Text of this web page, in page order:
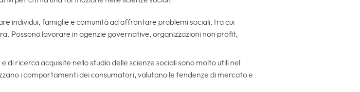
individui, famiglie e comunità ad affrontare problemi sociali, tra cui
Possono lavorare in agenzie governative, organizzazioni non profit,
di ricerca acquisite nello studio delle scienze sociali sono molto utili nel
i comportamenti dei consumatori, valutano le tendenze di mercato e